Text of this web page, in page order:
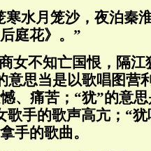
寒水月笼沙，夜泊秦
庭花》。”
女不知亡国恨，隔江
意思当是以歌唱图营
、痛苦；“犹”的意
歌手的歌声高亢；“
手的歌曲。